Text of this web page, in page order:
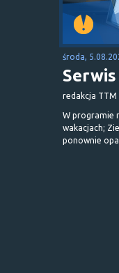
środa,
redakcja TTM
W programie
wakacjach;
ponownie